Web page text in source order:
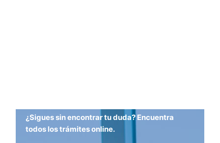
¿Sigues sin encontrar tu duda? Encuentra
todos los trámites online.